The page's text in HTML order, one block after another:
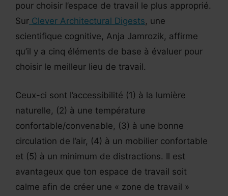
pour choisir l’espace de travail le plus approprié.
Sur Clever Architectural Digests, une
scientifique cognitive, Anja Jamrozik, affirme
qu’il y a cinq éléments de base à évaluer pour
choisir le meilleur lieu de travail.
Ceux-ci sont l’accessibilité (1) à la lumière
naturelle, (2) à une température
confortable/convenable, (3) à une bonne
circulation de l’air, (4) à un mobilier confortable
et (5) à un minimum de distractions. Il est
avantageux que ton espace de travail soit
calme afin de créer une « zone de travail »